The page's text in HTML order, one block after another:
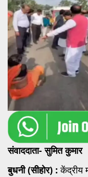
संवाददाता- सुमित कुमार
बुधनी (सीहोर) : केंद्रीय